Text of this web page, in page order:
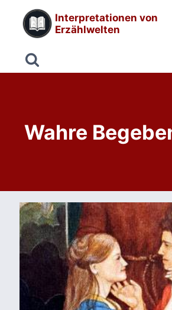
Inhalt
springen
Interpretationen von
Erzählwelten
Wahre